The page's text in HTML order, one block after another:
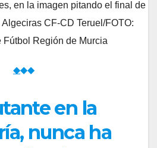
en la imagen pitando el final de
CF-CD Teruel/FOTO:
Fútbol Región de Murcia
◆◆◆
en la
nunca ha